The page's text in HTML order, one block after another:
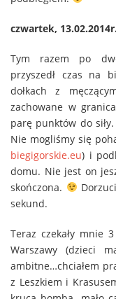
czwartek, 13.02.2014r.
Tym razem po
przyszedł czas na
dołkach z
zachowane w
parę punktów do siły.
Nie mogliśmy się
biegigorskie.eu) i
domu. Nie jest on
skończona.
sekund.
Teraz czekały mnie
Warszawy (dzieci
ambitne…chciałem
z Leszkiem i